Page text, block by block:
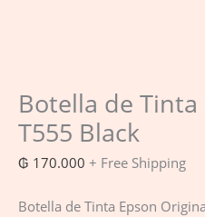
Botella de
T555 Black
₲ 170.000 + Free Shipping
Botella de Tinta Epson